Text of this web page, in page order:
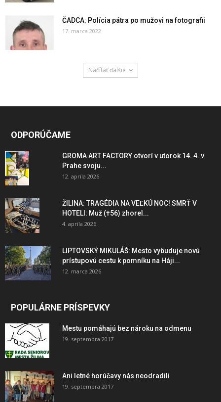
ČADCA: Polícia pátra po mužovi na fotografii
17. marca 2022
Načítať ďalšie
ODPORÚČAME
GROMA ART FACTORY otvorí v utorok 14. 4. v
Prahe svoju...
12. apríla 2026
ŽILINA: TRAGÉDIA NA VEĽKÚ NOC! SMRŤ V
HOTELI: Muž (†56) zhorel...
4. apríla 2026
LIPTOVSKÝ MIKULÁŠ: Mesto vybuduje novú
prístupovú cestu k pomníku na Háji...
12. marca 2026
POPULÁRNE PRÍSPEVKY
Mestu pomáhajú bez nároku na odmenu
19. septembra 2017
Ani letné horúčavy nás neodradili
19. septembra 2017